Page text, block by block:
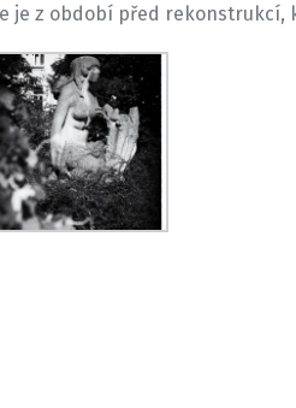
je z období před rekonstrukcí,